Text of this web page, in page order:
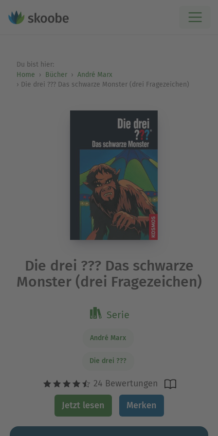
Du bist hier:
Home
Bücher
André Marx
Die drei ??? Das schwarze Monster (drei Fragezeichen)
Die drei ??? Das schwarze
Monster (drei Fragezeichen)
Serie
André Marx
Die drei ???
24 Bewertungen
Jetzt lesen Merken